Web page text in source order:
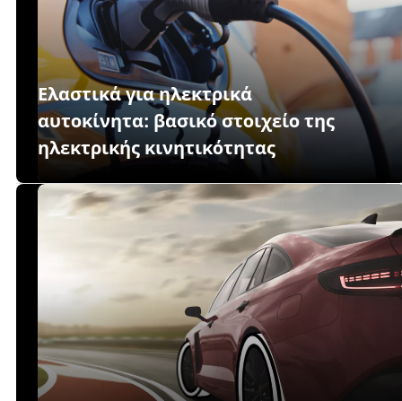
Ελαστικά για ηλεκτρικά
αυτοκίνητα: βασικό στοιχείο της
ηλεκτρικής κινητικότητας